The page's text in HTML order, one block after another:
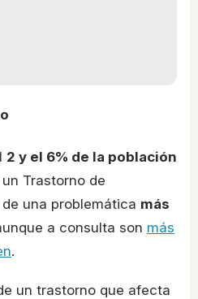
2 y el 6% de la población
Trastorno de
una problemática más
a consulta son más
.
un trastorno que afecta